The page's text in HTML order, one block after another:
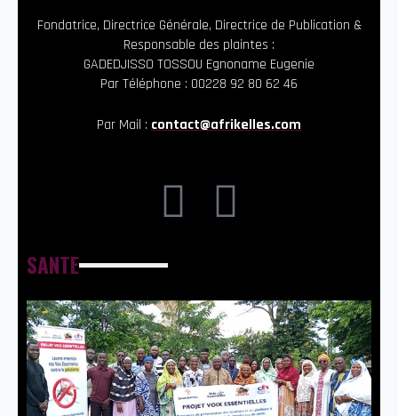
Fondatrice, Directrice Générale, Directrice de Publication &
Responsable des plaintes :
GADEDJISSO TOSSOU Egnoname Eugenie
Par Téléphone : 00228 92 80 62 46
Par Mail : contact@afrikelles.com
SANTE